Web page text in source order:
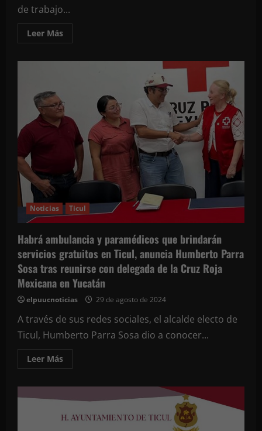
de trabajo...
Leer MásLeer
más
implementos
a
cada
departamento
pide
redoblar
esfuerzos
Noticias Ticul
Habrá ambulancia y paramédicos que brindarán
servicios gratuitos en Ticul, anuncia Humberto Parra
Sosa tras reunirse con delegada de la Cruz Roja
Mexicana en Yucatán
elpuucnoticias 29 de agosto de 2024
A través de sus redes sociales, el alcalde electo de
Ticul, Humberto Parra Sosa dio a conocer...
Leer MásLeer
más
ambulancia
paramédicos
que